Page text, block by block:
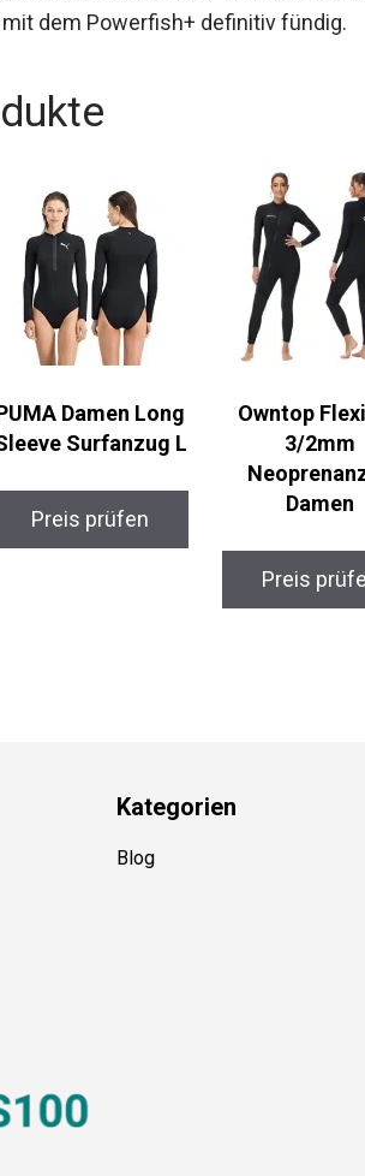
dem Powerfish+ definitiv fündig.
Damen Long
Surfanzug L
Preis prüfen
Owntop
3/2mm
Damen
Preis
Kategorien
Blog